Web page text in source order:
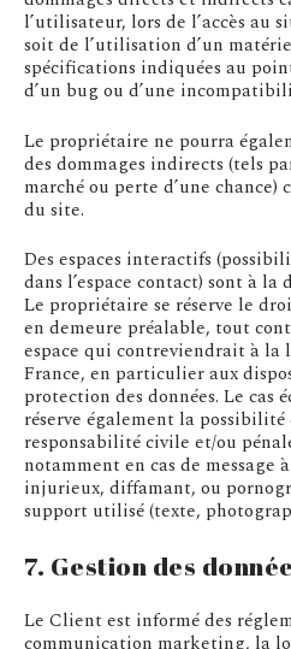
l’utilisateur, lors de l’accès au
soit de l’utilisation d’un
spécifications indiquées au
d’un bug ou d’une
Le propriétaire ne pourra
des dommages indirects (tels
marché ou perte d’une
du site.
Des espaces interactifs
dans l’espace contact) sont à
Le propriétaire se réserve le
en demeure préalable, tout
espace qui contreviendrait à
France, en particulier aux
protection des données. Le cas
réserve également la
responsabilité civile et/ou
notamment en cas de message
injurieux, diffamant, ou
support utilisé (texte,
7. Gestion des
Le Client est informé des